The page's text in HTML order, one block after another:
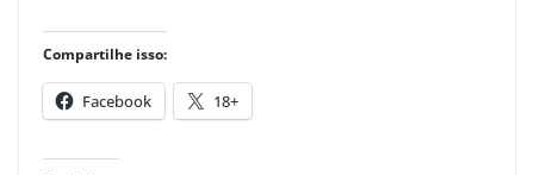
Compartilhe isso:
Facebook 18+